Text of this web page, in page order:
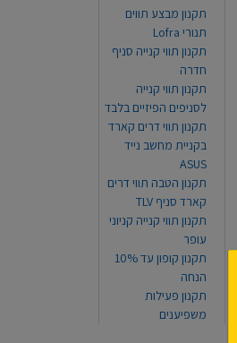
תקנון מבצע תווים
תנורי Lofra
תקנון תווי קנייה סניף
חדרה
תקנון תווי קנייה
לסניפים הפיזיים בלבד
תקנון תווי דרים קארד
בקניית מחשב נייד
ASUS
תקנון הטבה תווי דרים
קארד סניף TLV
תקנון תווי קנייה קניוני
עופר
תקנון קופון עד 10%
הנחה
תקנון פעילות
משפיענים